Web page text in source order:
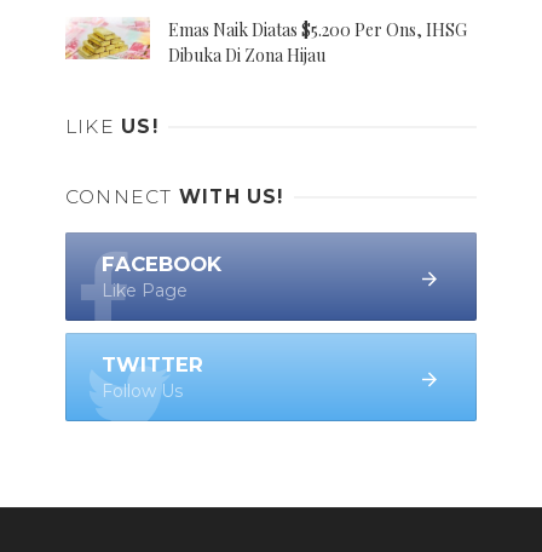
Emas Naik Diatas $5.200 Per Ons, IHSG
Dibuka Di Zona Hijau
LIKE US!
CONNECT WITH US!
FACEBOOK
Like Page
TWITTER
Follow Us